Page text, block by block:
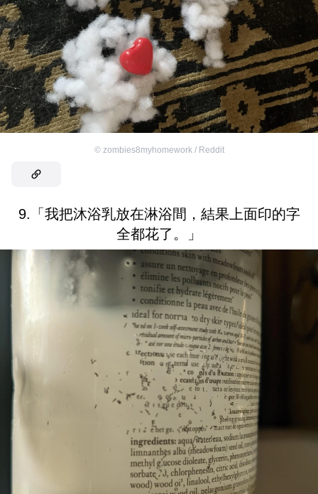
© zombies8myhomework / Reddit
9.「我把沐浴乳放在淋浴間，結果上面印的字
全都花了。」